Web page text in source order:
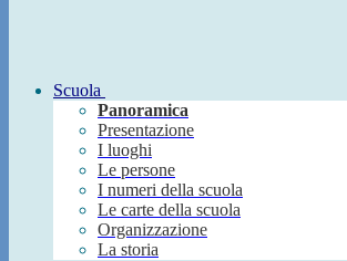
Scuola
Panoramica
Presentazione
I luoghi
Le persone
I numeri della scuola
Le carte della scuola
Organizzazione
La storia